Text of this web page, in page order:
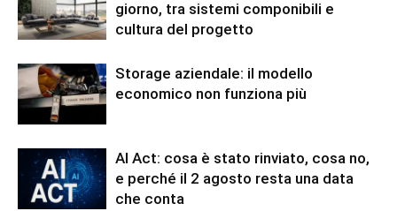
giorno, tra sistemi componibili e
cultura del progetto
Storage aziendale: il modello
economico non funziona più
AI Act: cosa è stato rinviato, cosa no,
e perché il 2 agosto resta una data
che conta